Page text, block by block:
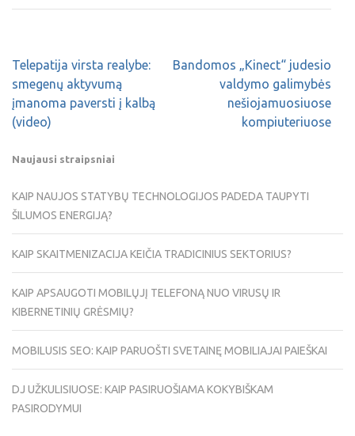
Telepatija virsta realybe:
smegenų aktyvumą
įmanoma paversti į kalbą
(video)
Bandomos „Kinect“ judesio
valdymo galimybės
nešiojamuosiuose
kompiuteriuose
Naujausi straipsniai
KAIP NAUJOS STATYBŲ TECHNOLOGIJOS PADEDA TAUPYTI
ŠILUMOS ENERGIJĄ?
KAIP SKAITMENIZACIJA KEIČIA TRADICINIUS SEKTORIUS?
KAIP APSAUGOTI MOBILŲJĮ TELEFONĄ NUO VIRUSŲ IR
KIBERNETINIŲ GRĖSMIŲ?
MOBILUSIS SEO: KAIP PARUOŠTI SVETAINĘ MOBILIAJAI PAIEŠKAI
DJ UŽKULISIUOSE: KAIP PASIRUOŠIAMA KOKYBIŠKAM
PASIRODYMUI